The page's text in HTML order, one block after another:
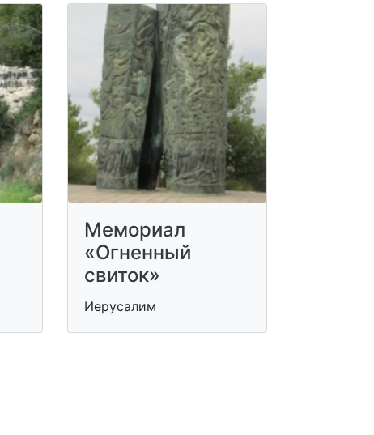
Мемориал
«Огненный
свиток»
Иерусалим